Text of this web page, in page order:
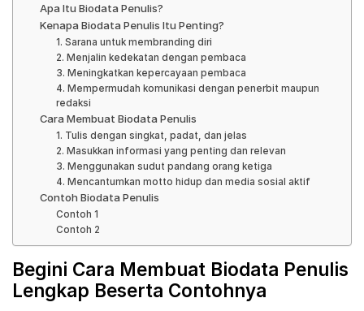
Apa Itu Biodata Penulis?
Kenapa Biodata Penulis Itu Penting?
1. Sarana untuk membranding diri
2. Menjalin kedekatan dengan pembaca
3. Meningkatkan kepercayaan pembaca
4. Mempermudah komunikasi dengan penerbit maupun
redaksi
Cara Membuat Biodata Penulis
1. Tulis dengan singkat, padat, dan jelas
2. Masukkan informasi yang penting dan relevan
3. Menggunakan sudut pandang orang ketiga
4. Mencantumkan motto hidup dan media sosial aktif
Contoh Biodata Penulis
Contoh 1
Contoh 2
Begini Cara Membuat Biodata Penulis
Lengkap Beserta Contohnya